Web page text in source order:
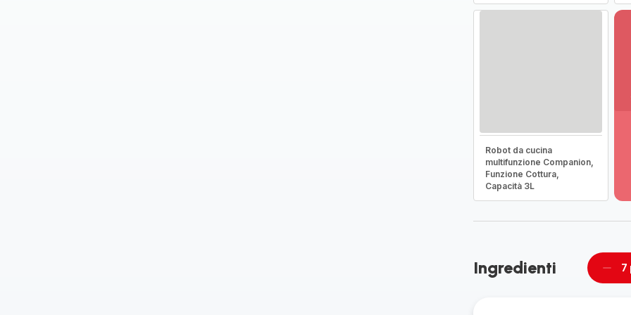
Robot da cucina
multifunzione Companion,
Funzione Cottura,
Capacità 3L
Ingredienti 7